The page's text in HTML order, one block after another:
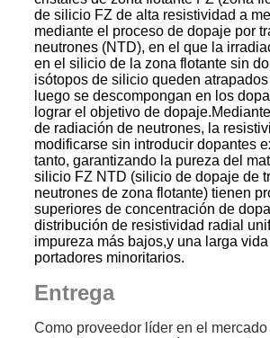
de silicio FZ de alta resistividad a
mediante el proceso de dopaje por
neutrones (NTD), en el que la
en el silicio de la zona flotante sin
isótopos de silicio queden
luego se descompongan en los
lograr el objetivo de
de radiación de neutrones, la
modificarse sin introducir dopantes
tanto, garantizando la pureza del
silicio FZ NTD (silicio de dopaje de
neutrones de zona flotante) tienen
superiores de concentración de
distribución de resistividad radial
impureza más bajos,y una larga
portadores minoritarios.
Entrega
Como proveedor líder en el